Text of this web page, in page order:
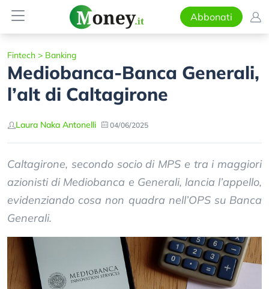
Abbonati
Fintech > Banking
Mediobanca-Banca Generali,
l’alt di Caltagirone
Laura Naka Antonelli 04/06/2025
Caltagirone, secondo socio di MPS e tra i maggiori
azionisti di Mediobanca e Generali, lancia l’appello,
evidenziando cosa non quadra nell’OPS su Banca
Generali.